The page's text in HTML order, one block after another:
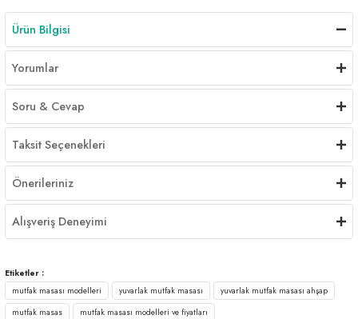
Ürün Bilgisi
Yorumlar
Soru & Cevap
Taksit Seçenekleri
Önerileriniz
Alışveriş Deneyimi
Etiketler :
mutfak masası modelleri
yuvarlak mutfak masası
yuvarlak mutfak masası ahşap
mutfak masas
mutfak masası modelleri ve fiyatları